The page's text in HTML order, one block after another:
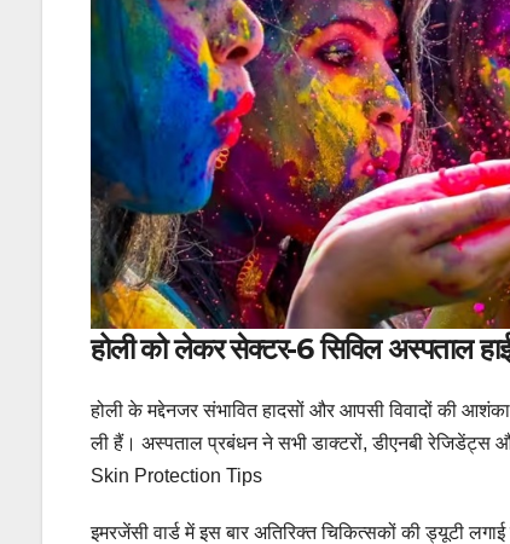
होली को लेकर सेक्टर-6 सिविल अस्पताल
होली के मद्देनजर संभावित हादसों और आपसी विवादों की
ली हैं। अस्पताल प्रबंधन ने सभी डाक्टरों, डीएनबी रेजिडेंट्स
Skin Protection Tips
इमरजेंसी वार्ड में इस बार अतिरिक्त चिकित्सकों की ड्यूटी